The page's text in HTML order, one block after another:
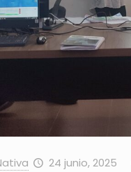
24 junio, 2025